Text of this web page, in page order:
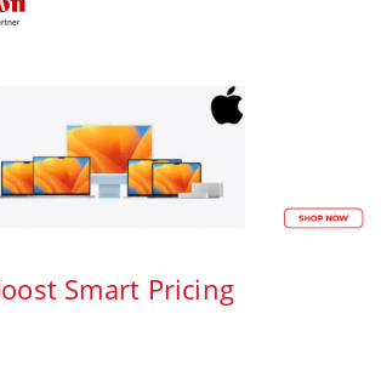
Smart Pricing